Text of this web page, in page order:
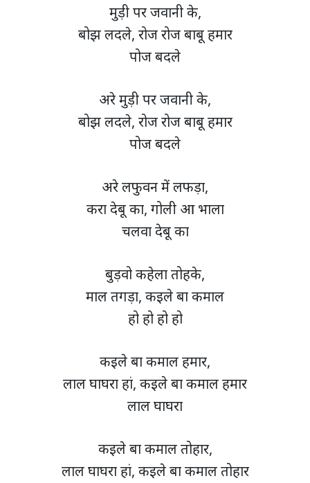
मुड़ी पर जवानी के,
बोझ लदले, रोज रोज बाबू हमार
पोज बदले
अरे मुड़ी पर जवानी के,
बोझ लदले, रोज रोज बाबू हमार
पोज बदले
अरे लफुवन में लफड़ा,
करा देबू का, गोली आ भाला
चलवा देबू का
बुड़वो कहेला तोहके,
माल तगड़ा, कइले बा कमाल
हो हो हो हो
कइले बा कमाल हमार,
लाल घाघरा हां, कइले बा कमाल हमार
लाल घाघरा
कइले बा कमाल तोहार,
लाल घाघरा हां, कइले बा कमाल तोहार